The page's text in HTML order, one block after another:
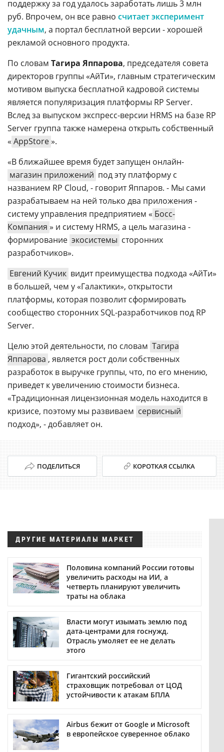
поддержку за год удалось заработать лишь 3 млн
руб. Впрочем, он все равно считает эксперимент
удачным, а портал бесплатной версии - хорошей
рекламой основного продукта.
По словам Тагира Яппарова, председателя совета
директоров группы «АйТи», главным стратегическим
мотивом выпуска бесплатной кадровой системы
является популяризация платформы RP Server.
Вслед за выпуском экспресс-версии HRMS на базе RP
Server группа также намерена открыть собственный
« AppStore».
«В ближайшее время будет запущен онлайн-
магазин приложений под эту платформу с
названием RP Cloud, - говорит Яппаров. - Мы сами
разрабатываем на ней только два приложения -
систему управления предприятием « Босс-
Компания » и систему HRMS, а цель магазина -
формирование экосистемы сторонних
разработчиков».
Евгений Кучик видит преимущества подхода «АйТи»
в большей, чем у «Галактики», открытости
платформы, которая позволит сформировать
сообщество сторонних SQL-разработчиков под RP
Server.
Целю этой деятельности, по словам Тагира
Яппарова , является рост доли собственных
разработок в выручке группы, что, по его мнению,
приведет к увеличению стоимости бизнеса.
«Традиционная лицензионная модель находится в
кризисе, поэтому мы развиваем сервисный
подход», - добавляет он.
ПОДЕЛИТЬСЯ КОРОТКАЯ ССЫЛКА
ДРУГИЕ МАТЕРИАЛЫ МАРКЕТ
Половина компаний России готовы
увеличить расходы на ИИ, а
четверть планируют увеличить
траты на облака
Власти могут изымать землю под
дата-центрами для госнужд.
Отрасль умоляет ее не делать
этого
Гигантский российский
страховщик потребовал от ЦОД
устойчивости к атакам БПЛА
Airbus бежит от Google и Microsoft
в европейское суверенное облако